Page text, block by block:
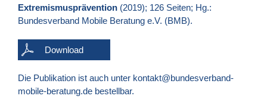
Extremismusprävention (2019); 126 Seiten; Hg.:
Bundesverband Mobile Beratung e.V. (BMB).
Download
Die Publikation ist auch unter kontakt@bundesverband-
mobile-beratung.de bestellbar.